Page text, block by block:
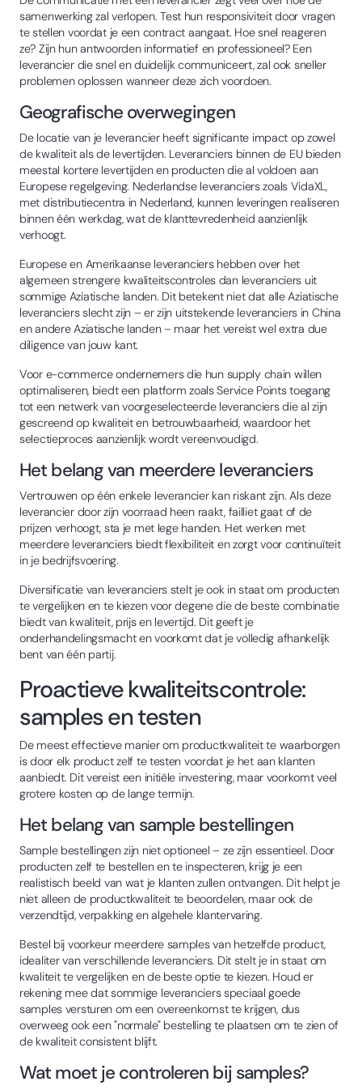
samenwerking zal verlopen. Test hun responsiviteit door vragen
te stellen voordat je een contract aangaat. Hoe snel reageren
ze? Zijn hun antwoorden informatief en professioneel? Een
leverancier die snel en duidelijk communiceert, zal ook sneller
problemen oplossen wanneer deze zich voordoen.
Geografische overwegingen
De locatie van je leverancier heeft significante impact op zowel
de kwaliteit als de levertijden. Leveranciers binnen de EU bieden
meestal kortere levertijden en producten die al voldoen aan
Europese regelgeving. Nederlandse leveranciers zoals VidaXL,
met distributiecentra in Nederland, kunnen leveringen realiseren
binnen één werkdag, wat de klanttevredenheid aanzienlijk
verhoogt.
Europese en Amerikaanse leveranciers hebben over het
algemeen strengere kwaliteitscontroles dan leveranciers uit
sommige Aziatische landen. Dit betekent niet dat alle Aziatische
leveranciers slecht zijn – er zijn uitstekende leveranciers in China
en andere Aziatische landen – maar het vereist wel extra due
diligence van jouw kant.
Voor e-commerce ondernemers die hun supply chain willen
optimaliseren, biedt een platform zoals Service Points toegang
tot een netwerk van voorgeselecteerde leveranciers die al zijn
gescreend op kwaliteit en betrouwbaarheid, waardoor het
selectieproces aanzienlijk wordt vereenvoudigd.
Het belang van meerdere leveranciers
Vertrouwen op één enkele leverancier kan riskant zijn. Als deze
leverancier door zijn voorraad heen raakt, failliet gaat of de
prijzen verhoogt, sta je met lege handen. Het werken met
meerdere leveranciers biedt flexibiliteit en zorgt voor continuïteit
in je bedrijfsvoering.
Diversificatie van leveranciers stelt je ook in staat om producten
te vergelijken en te kiezen voor degene die de beste combinatie
biedt van kwaliteit, prijs en levertijd. Dit geeft je
onderhandelingsmacht en voorkomt dat je volledig afhankelijk
bent van één partij.
Proactieve kwaliteitscontrole:
samples en testen
De meest effectieve manier om productkwaliteit te waarborgen
is door elk product zelf te testen voordat je het aan klanten
aanbiedt. Dit vereist een initiële investering, maar voorkomt veel
grotere kosten op de lange termijn.
Het belang van sample bestellingen
Sample bestellingen zijn niet optioneel – ze zijn essentieel. Door
producten zelf te bestellen en te inspecteren, krijg je een
realistisch beeld van wat je klanten zullen ontvangen. Dit helpt je
niet alleen de productkwaliteit te beoordelen, maar ook de
verzendtijd, verpakking en algehele klantervaring.
Bestel bij voorkeur meerdere samples van hetzelfde product,
idealiter van verschillende leveranciers. Dit stelt je in staat om
kwaliteit te vergelijken en de beste optie te kiezen. Houd er
rekening mee dat sommige leveranciers speciaal goede
samples versturen om een overeenkomst te krijgen, dus
overweeg ook een "normale" bestelling te plaatsen om te zien of
de kwaliteit consistent blijft.
Wat moet je controleren bij samples?